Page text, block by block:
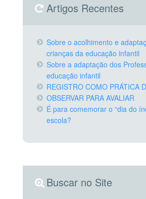
Artigos Recentes
Sobre o acolhimento e
crianças da educação infantil
Sobre a adaptação dos
educação infantil
REGISTRO COMO PRÁTICA
OBSERVAR PARA AVALIAR
É para comemorar o “dia do
escola?
Buscar no Site